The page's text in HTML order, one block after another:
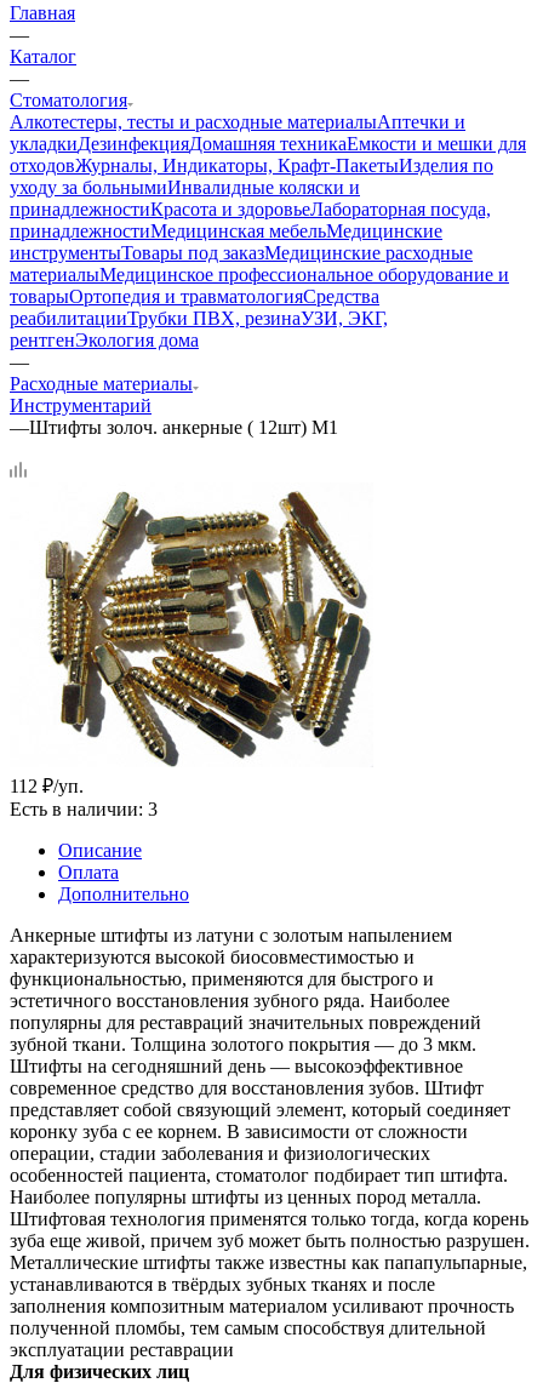
Главная
—
Каталог
—
Стоматология
Алкотестеры, тесты и расходные материалыАптечки и
укладкиДезинфекцияДомашняя техникаЕмкости и мешки для
отходовЖурналы, Индикаторы, Крафт-ПакетыИзделия по
уходу за больнымиИнвалидные коляски и
принадлежностиКрасота и здоровьеЛабораторная посуда,
принадлежностиМедицинская мебельМедицинские
инструментыТовары под заказМедицинские расходные
материалыМедицинское профессиональное оборудование и
товарыОртопедия и травматологияСредства
реабилитацииТрубки ПВХ, резинаУЗИ, ЭКГ,
рентгенЭкология дома
—
Расходные материалы
Инструментарий
—Штифты золоч. анкерные ( 12шт) М1
112 ₽/уп.
Есть в наличии: 3
Описание
Оплата
Дополнительно
Анкерные штифты из латуни с золотым напылением
характеризуются высокой биосовместимостью и
функциональностью, применяются для быстрого и
эстетичного восстановления зубного ряда. Наиболее
популярны для реставраций значительных повреждений
зубной ткани. Толщина золотого покрытия — до 3 мкм.
Штифты на сегодняшний день — высокоэффективное
современное средство для восстановления зубов. Штифт
представляет собой связующий элемент, который соединяет
коронку зуба с ее корнем. В зависимости от сложности
операции, стадии заболевания и физиологических
особенностей пациента, стоматолог подбирает тип штифта.
Наиболее популярны штифты из ценных пород металла.
Штифтовая технология применятся только тогда, когда корень
зуба еще живой, причем зуб может быть полностью разрушен.
Металлические штифты также известны как папапульпарные,
устанавливаются в твёрдых зубных тканях и после
заполнения композитным материалом усиливают прочность
полученной пломбы, тем самым способствуя длительной
эксплуатации реставрации
Для физических лиц